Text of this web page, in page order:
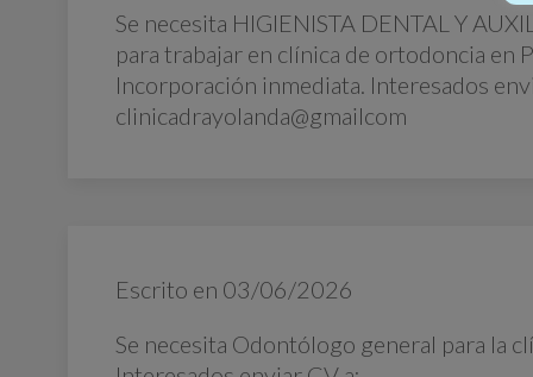
Se necesita HIGIENISTA DENTAL Y
para trabajar en clínica de ortodoncia en
Incorporación inmediata. Interesados
clinicadrayolanda@gmailcom
Escrito en 03/06/2026
Se necesita Odontólogo general para la